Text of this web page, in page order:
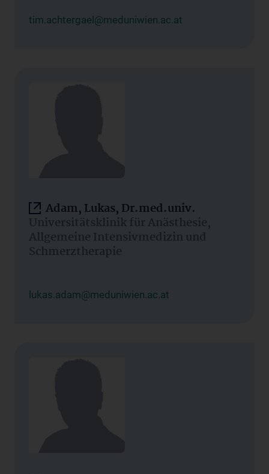
tim.achtergael@meduniwien.ac.at
Adam, Lukas, Dr.med.univ.
Universitätsklinik für Anästhesie,
Allgemeine Intensivmedizin und
Schmerztherapie
lukas.adam@meduniwien.ac.at